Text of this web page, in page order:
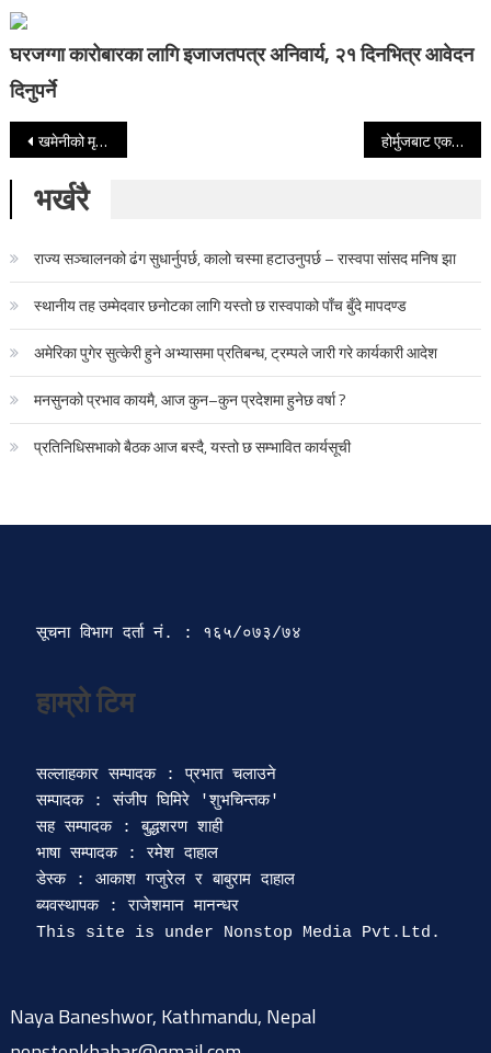
घरजग्गा कारोबारका लागि इजाजतपत्र अनिवार्य, २१ दिनभित्र आवेदन
दिनुपर्ने
Post navigation
खमेनीको मृत्युमा समवेदना प्रकट गरेपछि खुल्यो भारतलाई हर्मुजबाट ग्यास ल्याउने बाटो होर्मुजबाट एक नेपाली इरानको कब्जामा, को हुन् उनी ?
भर्खरै
राज्य सञ्चालनको ढंग सुधार्नुपर्छ, कालो चस्मा हटाउनुपर्छ – रास्वपा सांसद मनिष झा
स्थानीय तह उम्मेदवार छनोटका लागि यस्तो छ रास्वपाको पाँच बुँदे मापदण्ड
अमेरिका पुगेर सुत्केरी हुने अभ्यासमा प्रतिबन्ध, ट्रम्पले जारी गरे कार्यकारी आदेश
मनसुनको प्रभाव कायमै, आज कुन–कुन प्रदेशमा हुनेछ वर्षा ?
प्रतिनिधिसभाको बैठक आज बस्दै, यस्तो छ सम्भावित कार्यसूची
सूचना विभाग दर्ता‍ नं. : १६५/०७३/७४
हाम्रो टिम
सल्लाहकार सम्पादक : प्रभात चलाउने
सम्पादक : संजीप घिमिरे 'शुभचिन्तक'
सह सम्पादक : बुद्धशरण शाही
भाषा सम्पादक : रमेश दाहाल
डेस्क : आकाश गजुरेल र बाबुराम दाहाल
ब्यवस्थापक : राजेशमान मानन्धर
Naya Baneshwor, Kathmandu, Nepal